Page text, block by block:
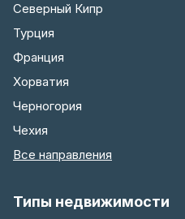
Северный Кипр
Турция
Франция
Хорватия
Черногория
Чехия
Все направления
Типы недвижимости